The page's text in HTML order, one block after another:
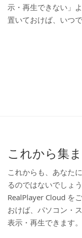
示・再生できない」
置いておけば、いつ
これから集
これからも、あなた
るのではないでしょ
RealPlayer Cloud を
おけば、パソコン・
表示・再生できます。